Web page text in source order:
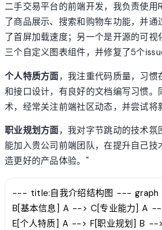
二手交易平台的前端开发，我负责使
了商品展示、搜索和购物车功能，并
了首屏加载速度；另一个是开源的可视
三个自定义图表组件，并修复了5个
个人特质方面，我注重代码质量，习
和接口设计，有良好的文档编写习惯。
术，经常关注前端社区动态，并尝试将
职业规划方面，我对字节跳动的技术
能加入贵公司前端团队，在提升自己技
造更好的产品体验。"
--- title:自我介绍结构图 --- graph
B[基本信息] A --> C[专业能力] A
E[个人特质] A --> F[职业规划] B --